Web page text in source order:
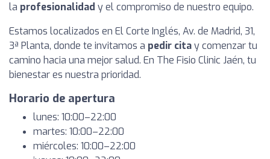
la profesionalidad y el compromiso de nuestro equipo.
Estamos localizados en El Corte Inglés, Av. de Madrid, 31,
3ª Planta, donde te invitamos a pedir citay comenzar tu
camino hacia una mejor salud. En The Fisio Clinic Jaén, tu
bienestar es nuestra prioridad.
Horario de apertura
lunes: 10:00–22:00
martes: 10:00–22:00
miércoles: 10:00–22:00